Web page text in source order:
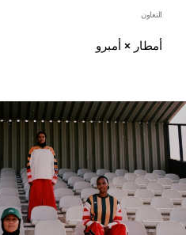
التعاون
أمطار × أمبرو